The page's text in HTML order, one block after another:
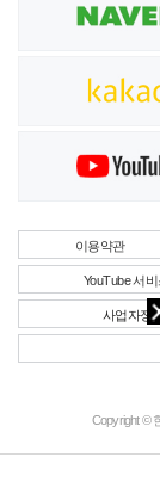
이용약관
YouTube 서
사업자정
Copyright ©